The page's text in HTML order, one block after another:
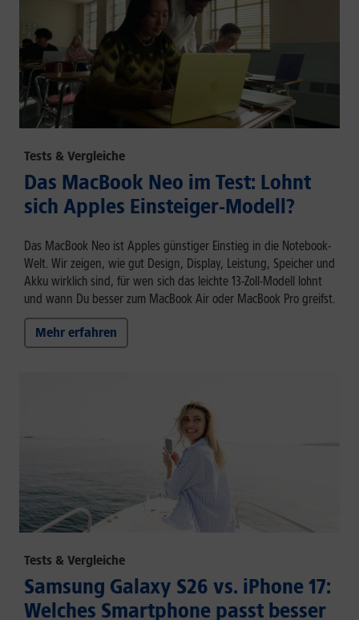
Tests & Vergleiche
Das MacBook Neo im Test: Lohnt
sich Apples Einsteiger-Modell?
Das MacBook Neo ist Apples günstiger Einstieg in die Notebook-
Welt. Wir zeigen, wie gut Design, Display, Leistung, Speicher und
Akku wirklich sind, für wen sich das leichte 13-Zoll-Modell lohnt
und wann Du besser zum MacBook Air oder MacBook Pro greifst.
Mehr erfahren
Tests & Vergleiche
Samsung Galaxy S26 vs. iPhone 17:
Welches Smartphone passt besser